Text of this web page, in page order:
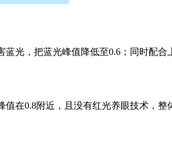
光，把蓝光峰值降低至0.6；同时配
在0.8附近，且没有红光养眼技术，整